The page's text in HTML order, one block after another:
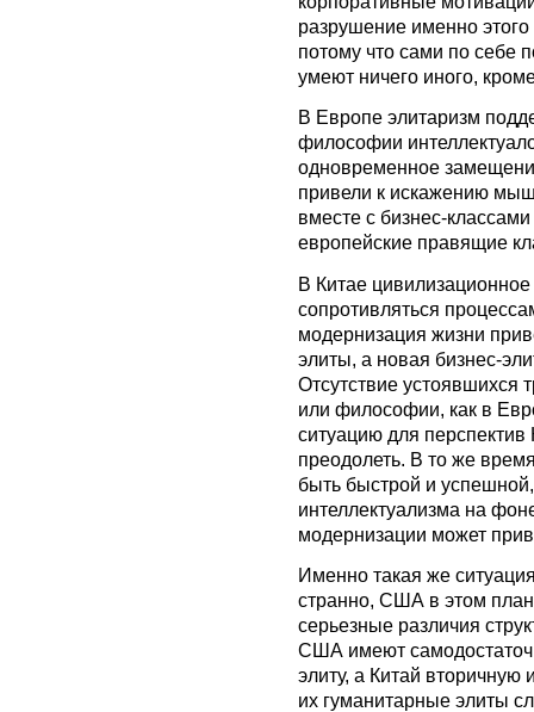
разрушение именно
потому что сами по себе
умеют ничего иного,
В Европе элитаризм
философии
одновременное
привели к искажению
вместе с бизнес-
европейские правящие
В Китае
сопротивляться
модернизация жизни
элиты, а новая бизнес-
Отсутствие устоявшихся
или философии, как в
ситуацию для
преодолеть. В то же
быть быстрой и
интеллектуализма на
модернизации может
Именно такая же
странно, США в этом
серьезные различия
США имеют
элиту, а Китай вторичную
их гуманитарные элиты